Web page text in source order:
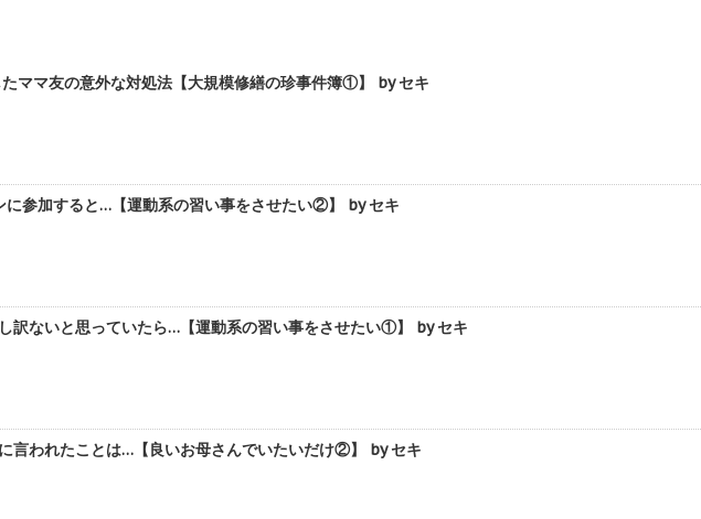
ママ友の意外な対処法【大規模修繕の珍事件簿①】 by セキ
参加すると…【運動系の習い事をさせたい②】 by セキ
訳ないと思っていたら…【運動系の習い事をさせたい①】 by セキ
言われたことは…【良いお母さんでいたいだけ②】 by セキ